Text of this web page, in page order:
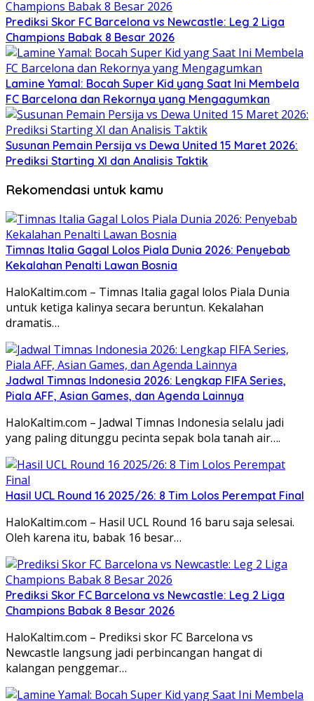
Prediksi Skor FC Barcelona vs Newcastle: Leg 2 Liga
Champions Babak 8 Besar 2026
Lamine Yamal: Bocah Super Kid yang Saat Ini Membela
FC Barcelona dan Rekornya yang Mengagumkan
Susunan Pemain Persija vs Dewa United 15 Maret 2026:
Prediksi Starting XI dan Analisis Taktik
Rekomendasi untuk kamu
Timnas Italia Gagal Lolos Piala Dunia 2026: Penyebab
Kekalahan Penalti Lawan Bosnia
HaloKaltim.com – Timnas Italia gagal lolos Piala Dunia
untuk ketiga kalinya secara beruntun. Kekalahan
dramatis…
Jadwal Timnas Indonesia 2026: Lengkap FIFA Series,
Piala AFF, Asian Games, dan Agenda Lainnya
HaloKaltim.com – Jadwal Timnas Indonesia selalu jadi
yang paling ditunggu pecinta sepak bola tanah air….
Hasil UCL Round 16 2025/26: 8 Tim Lolos Perempat Final
HaloKaltim.com – Hasil UCL Round 16 baru saja selesai.
Oleh karena itu, babak 16 besar…
Prediksi Skor FC Barcelona vs Newcastle: Leg 2 Liga
Champions Babak 8 Besar 2026
HaloKaltim.com – Prediksi skor FC Barcelona vs
Newcastle langsung jadi perbincangan hangat di
kalangan penggemar…